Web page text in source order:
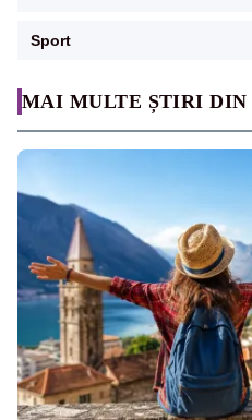
MAI MULTE ȘTIRI DIN
Sport